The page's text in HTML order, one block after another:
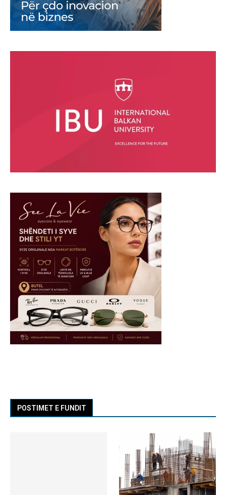
POSTIMET E FUNDIT